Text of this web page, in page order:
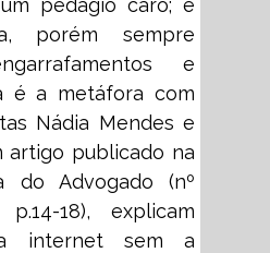
pedágio caro; e
porém sempre
e
é a metáfora com
Nádia Mendes e
artigo publicado na
do Advogado (nº
p.14-18), explicam
internet sem a